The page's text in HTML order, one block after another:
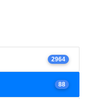
2964
88